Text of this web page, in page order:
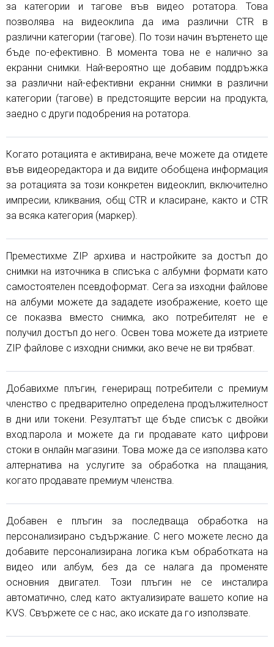
за категории и тагове във видео ротатора. Това
позволява на видеоклипа да има различни CTR в
различни категории (тагове). По този начин въртенето ще
бъде по-ефективно. В момента това не е налично за
екранни снимки. Най-вероятно ще добавим поддръжка
за различни най-ефективни екранни снимки в различни
категории (тагове) в предстоящите версии на продукта,
заедно с други подобрения на ротатора.
Когато ротацията е активирана, вече можете да отидете
във видеоредактора и да видите обобщена информация
за ротацията за този конкретен видеоклип, включително
импресии, кликвания, общ CTR и класиране, както и CTR
за всяка категория (маркер).
Преместихме ZIP архива и настройките за достъп до
снимки на източника в списъка с албумни формати като
самостоятелен псевдоформат. Сега за изходни файлове
на албуми можете да зададете изображение, което ще
се показва вместо снимка, ако потребителят не е
получил достъп до него. Освен това можете да изтриете
ZIP файлове с изходни снимки, ако вече не ви трябват.
Добавихме плъгин, генериращ потребители с премиум
членство с предварително определена продължителност
в дни или токени. Резултатът ще бъде списък с двойки
вход:парола и можете да ги продавате като цифрови
стоки в онлайн магазини. Това може да се използва като
алтернатива на услугите за обработка на плащания,
когато продавате премиум членства.
Добавен е плъгин за последваща обработка на
персонализирано съдържание. С него можете лесно да
добавите персонализирана логика към обработката на
видео или албум, без да се налага да променяте
основния двигател. Този плъгин не се инсталира
автоматично, след като актуализирате вашето копие на
KVS. Свържете се с нас, ако искате да го използвате.